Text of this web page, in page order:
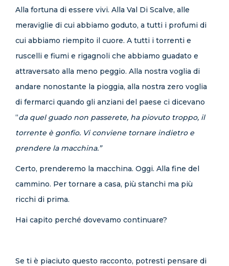
Alla fortuna di essere vivi. Alla Val Di Scalve, alle
meraviglie di cui abbiamo goduto, a tutti i profumi di
cui abbiamo riempito il cuore. A tutti i torrenti e
ruscelli e fiumi e rigagnoli che abbiamo guadato e
attraversato alla meno peggio. Alla nostra voglia di
andare nonostante la pioggia, alla nostra zero voglia
di fermarci quando gli anziani del paese ci dicevano
“da quel guado non passerete, ha piovuto troppo, il
torrente è gonfio. Vi conviene tornare indietro e
prendere la macchina.”
Certo, prenderemo la macchina. Oggi. Alla fine del
cammino. Per tornare a casa, più stanchi ma più
ricchi di prima.
Hai capito perché dovevamo continuare?
Se ti è piaciuto questo racconto, potresti pensare di